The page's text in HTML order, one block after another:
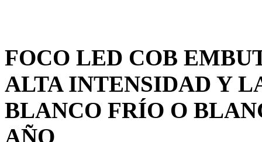
FOCO LED COB
ALTA INTENSIDAD Y
BLANCO FRÍO O
AÑO